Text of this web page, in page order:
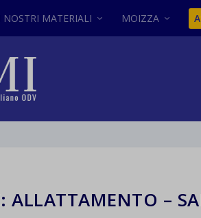
I NOSTRI MATERIALI MOIZZA
ALLATTAMENTO –